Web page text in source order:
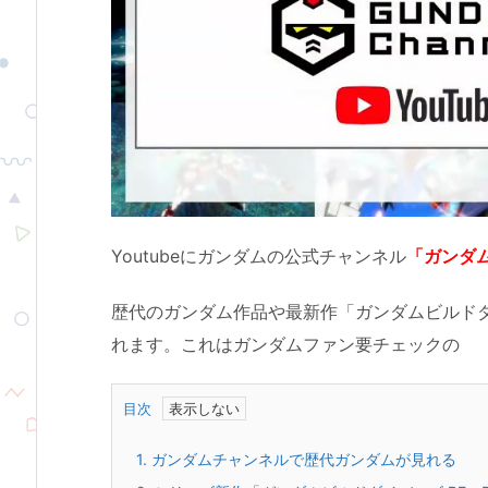
Youtubeにガンダムの公式チャンネル 「ガンダ
歴代のガンダム作品や最新作「ガンダムビルド
れます。これはガンダムファン要チェックの
目次
1. ガンダムチャンネルで歴代ガンダムが見れる